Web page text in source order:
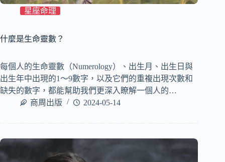
星座命理
什麼是生命靈數？
每個人的生命靈數（Numerology）、出生月、出生日與
出生年中出現的1～9數字，以及它們的重複出現次數和
缺失的數字，都能幫助我們更深入瞭解一個人的…
商周出版
2024-05-14